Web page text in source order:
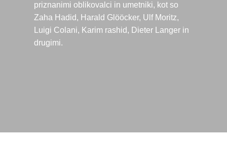
priznanimi oblikovalci in umetniki, kot so
Zaha Hadid, Harald Glööcker, Ulf Moritz,
Luigi Colani, Karim rashid, Dieter Langer in
drugimi.